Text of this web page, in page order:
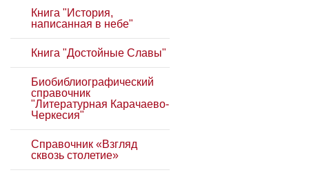
Книга "История,
написанная в небе"
Книга "Достойные Славы"
Биобиблиографический
справочник
"Литературная Карачаево-
Черкесия"
Справочник «Взгляд
сквозь столетие»